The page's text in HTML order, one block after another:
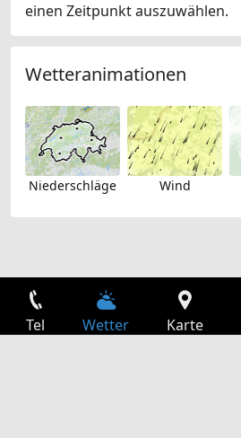
einen Zeitpunkt auszuwählen.
Wetteranimationen
Niederschläge Wind
Tel Wetter Karte